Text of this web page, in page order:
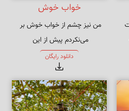
خواب خوش
من نیز چشم از خواب خوش بر
روز فراق دوستان شب‌خوش بگفتم
خواب را
دانلود رایگان